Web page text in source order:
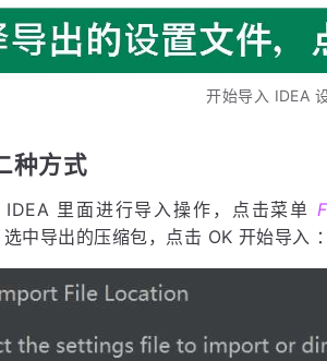
开始导入 IDEA
种方式
里面进行导入操作，点击菜单
选中导出的压缩包，点击 OK 开始导入